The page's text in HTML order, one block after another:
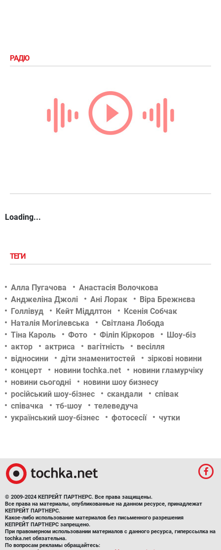
РАДІО
Loading...
ТЕГИ
Алла Пугачова
Анастасія Волочкова
Анджеліна Джолі
Ані Лорак
Віра Брежнєва
Голлівуд
Кейт Міддлтон
Ксенія Собчак
Наталія Могілевська
Світлана Лобода
Тіна Кароль
Фото Філіп Кіркоров
Шоу-біз
актор
актриса вагітність
весілля
відносини
діти знаменитостей
зіркові новини
концерт
новини tochka.net
новини гламурчіку
новини сьогодні
новини шоу бизнесу
російський шоу-бізнес
скандали
співак
співачка
тб-шоу
телеведуча
український шоу-бізнес
фотосесії чутки
© 2009-2024 КЕПРЕЙТ ПАРТНЕРС. Все права защищены.
Все права на материалы, опубликованные на данном ресурсе, принадлежат
КЕПРЕЙТ ПАРТНЕРС.
Какое-либо использование материалов без письменного разрешения
КЕПРЕЙТ ПАРТНЕРС запрещено.
При правомерном использовании материалов с данного ресурса, гиперссылка на
tochka.net обязательна.
По вопросам рекламы обращайтесь: